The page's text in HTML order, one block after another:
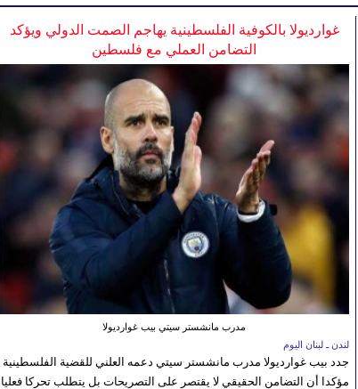
غوارديولا بالكوفية الفلسطينية يهاجم الصمت الدولي ويؤكد
التضامن العملي مع فلسطين
مدرب مانشستر سيتي بيب غوارديولا
لندن ـ لبنان اليوم
جدد بيب غوارديولا مدرب مانشستر سيتي دعمه العلني للقضية الفلسطينية
مؤكدا أن التضامن الحقيقي لا يقتصر على التصريحات بل يتطلب تحركا فعليا